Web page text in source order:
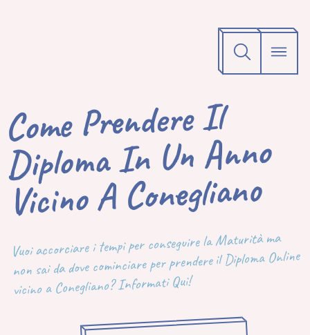
Come Prendere Il
Diploma In Un Anno
Vicino A Conegliano
Vuoi accorciare i tempi per conseguire la Maturità ma
non sai da dove cominciare per prendere il Diploma Online
vicino a Conegliano? Informati Qui!